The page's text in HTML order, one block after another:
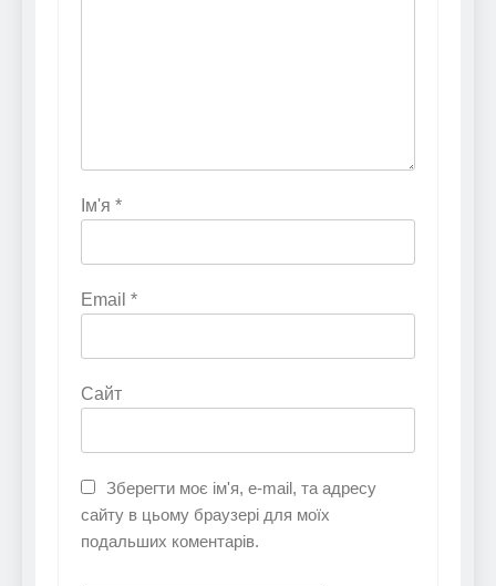
Ім'я *
Email *
Сайт
Зберегти моє ім'я, e-mail, та адресу
сайту в цьому браузері для моїх
подальших коментарів.